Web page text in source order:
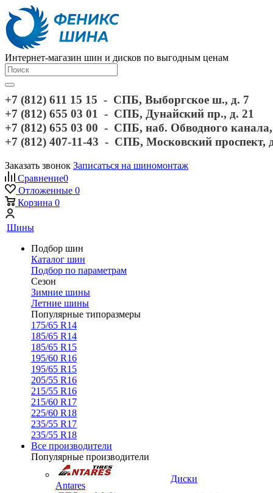
Интернет-магазин шин и дисков по выгодным ценам
+7 (812) 611 15 15 - СПБ, Выборгское ш., д. 7
+7 (812) 655 03 01 - СПБ, Дунайский пр., д. 21
+7 (812) 655 03 00 - СПБ, наб. Обводного
+7 (812) 407-11-43 - СПБ, Московский проспект,
Заказать звонок Записаться на шиномонтаж
Сравнение0
Отложенные 0
Корзина 0
Шины
Подбор шин
Каталог шин
Подбор по параметрам
Сезон
Зимние шины
Летние шины
Популярные типоразмеры
175/65 R14
185/65 R14
185/65 R15
195/60 R16
195/65 R15
205/55 R16
215/55 R16
215/60 R17
225/60 R18
235/55 R17
235/55 R18
Все производители
Популярные производители
Antares
Диски